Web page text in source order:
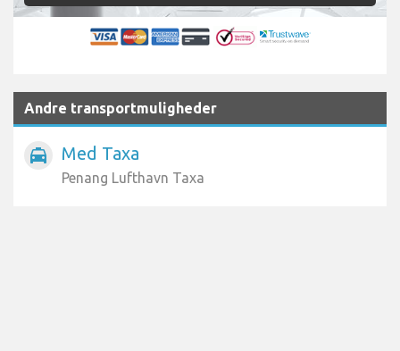
Andre transportmuligheder
local_taxi Med Taxa
Penang Lufthavn Taxa